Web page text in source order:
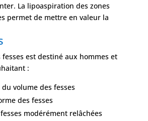
La lipoaspiration des zones
permet de mettre en valeur la
est destiné aux hommes et
:
volume des fesses
des fesses
modérément relâchées